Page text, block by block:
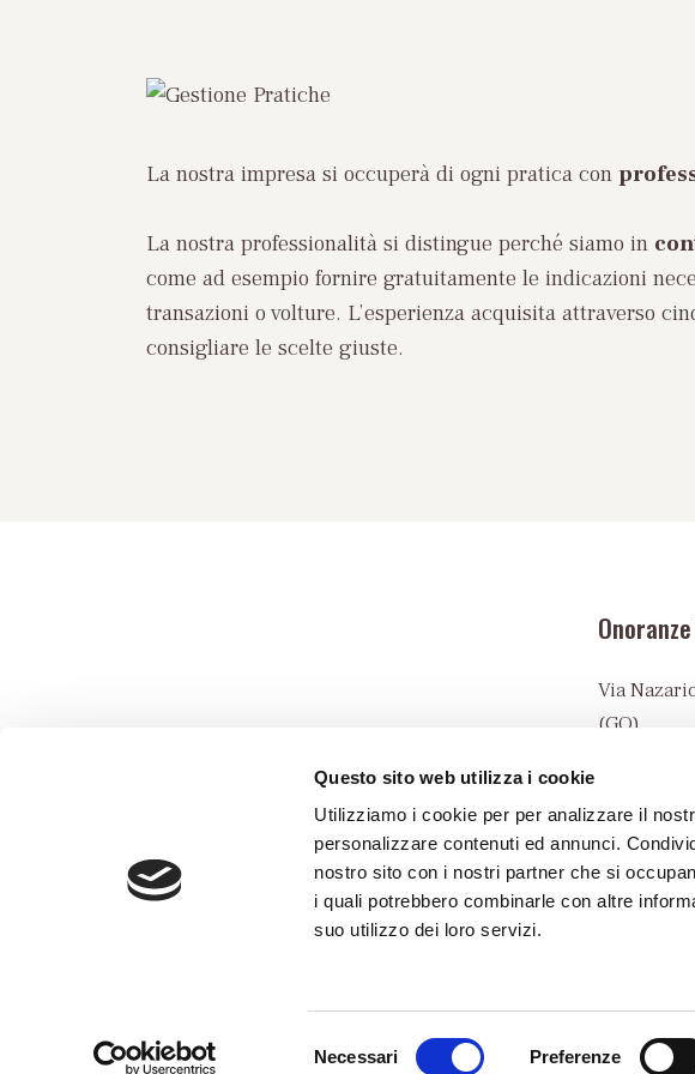
Questo sito web utilizza i cookie
Utilizziamo i cookie per per analizzare il
personalizzare contenuti ed annunci.
nostro sito con i nostri partner che si
i quali potrebbero combinarle con altre
suo utilizzo dei loro servizi.
Necessari Preferenze
La nostra impresa si occuperà di ogni pratica con
La nostra professionalità si distingue perché siamo in
come ad esempio fornire gratuitamente le indicazioni
transazioni o volture. L’esperienza acquisita attraverso
consigliare le scelte giuste.
Via
(GO)
PEC:
P.I.